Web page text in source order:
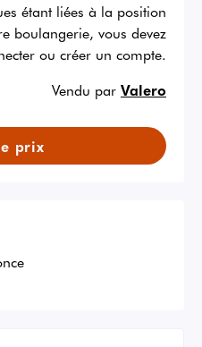
étant liées à la position
boulangerie, vous devez
ou créer un compte.
Vendu par Valero
prix